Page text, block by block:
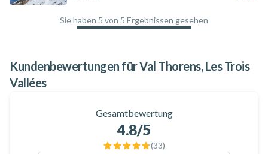
Sie haben 5 von 5 Ergebnissen gesehen
Kundenbewertungen für Val Thorens, Les Trois
Vallées
Gesamtbewertung
4.8/5
(33)